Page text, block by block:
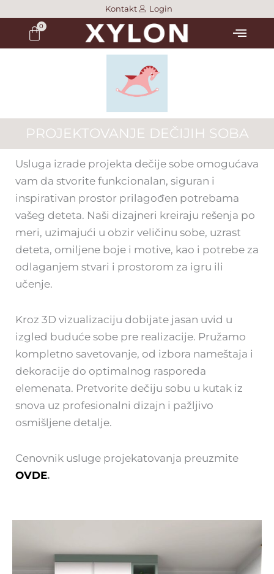
content
Kontakt Login
Menu
PROJEKTOVANJE DEČIJIH SOBA
Usluga izrade projekta dečije sobe omogućava
vam da stvorite funkcionalan, siguran i
inspirativan prostor prilagođen potrebama
vašeg deteta. Naši dizajneri kreiraju rešenja po
meri, uzimajući u obzir veličinu sobe, uzrast
deteta, omiljene boje i motive, kao i potrebe za
odlaganjem stvari i prostorom za igru ili
učenje.
Kroz 3D vizualizaciju dobijate jasan uvid u
izgled buduće sobe pre realizacije. Pružamo
kompletno savetovanje, od izbora nameštaja i
dekoracije do optimalnog rasporeda
elemenata. Pretvorite dečiju sobu u kutak iz
snova uz profesionalni dizajn i pažljivo
osmišljene detalje.
Cenovnik usluge projekatovanja preuzmite
OVDE.